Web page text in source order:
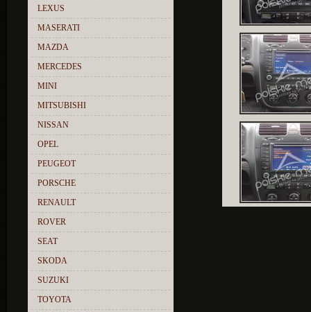
LEXUS
MASERATI
MAZDA
MERCEDES
MINI
MITSUBISHI
NISSAN
OPEL
PEUGEOT
PORSCHE
RENAULT
ROVER
SEAT
SKODA
SUZUKI
TOYOTA